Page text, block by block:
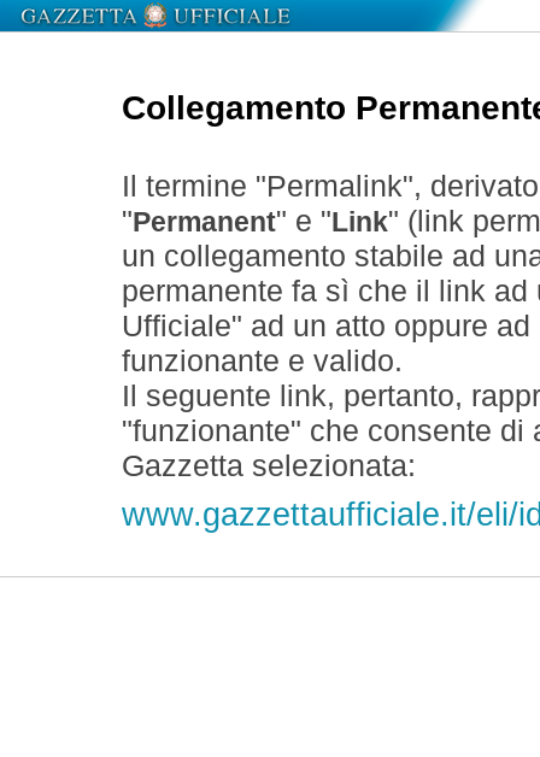
Collegamento
Il termine "Permalink",
" Permanent" e " Link" (link
un collegamento stabile ad
permanente fa sì che il link
Ufficiale" ad un atto oppure
funzionante e valido.
Il seguente link, pertanto,
"funzionante" che consente
Gazzetta selezionata:
www.gazzettaufficiale.it/eli/